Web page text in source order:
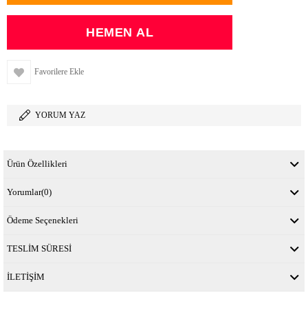
Favorilere Ekle
YORUM YAZ
Ürün Özellikleri
Yorumlar(0)
Ödeme Seçenekleri
TESLİM SÜRESİ
İLETİŞİM